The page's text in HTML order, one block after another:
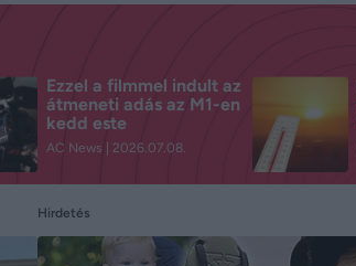
Ezzel a filmmel indult az
átmeneti adás az M1-en
kedd este
AC News 2026.07.08.
Hirdetés